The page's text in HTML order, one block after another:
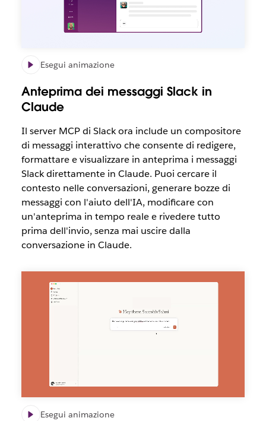
Esegui animazione
Anteprima dei messaggi Slack in
Claude
Il server MCP di Slack ora include un compositore
di messaggi interattivo che consente di redigere,
formattare e visualizzare in anteprima i messaggi
Slack direttamente in Claude. Puoi cercare il
contesto nelle conversazioni, generare bozze di
messaggi con l'aiuto dell'IA, modificare con
un'anteprima in tempo reale e rivedere tutto
prima dell'invio, senza mai uscire dalla
conversazione in Claude.
Esegui animazione